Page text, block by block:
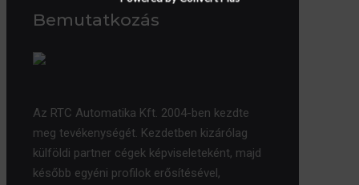
Bemutatkozás
Az RTC Automatika Kft. 2004-ben kezdte
meg tevékenységét. Kezdetben kizárólag
külföldi partner cégek képviseleteként, majd
később egyéni profilok erősítésével,